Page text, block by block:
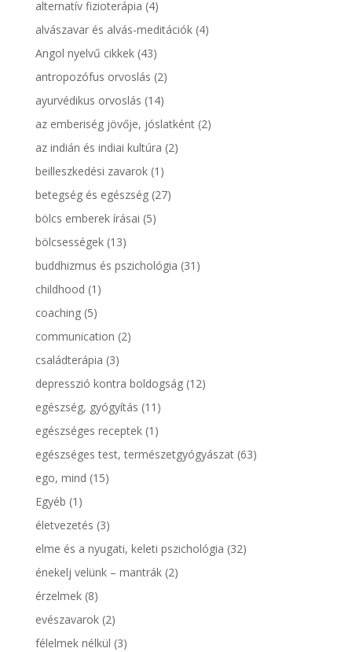
alternatív fizioterápia (4)
alvászavar és alvás-meditációk(4)
Angol nyelvű cikkek(43)
antropozófus orvoslás (2)
ayurvédikus orvoslás (14)
az emberiség jövője, jóslatként(2)
az indián és indiai kultúra (2)
beilleszkedési zavarok(1)
betegség és egészség(27)
bölcs emberek írásai (5)
bölcsességek(13)
buddhizmus és pszichológia (31)
childhood (1)
coaching(5)
communication (2)
családterápia (3)
depresszió kontra boldogság(12)
egészség, gyógyítás (11)
egészséges receptek(1)
egészséges test, természetgyógyászat(63)
ego, mind (15)
Egyéb (1)
életvezetés (3)
elme és a nyugati, keleti pszichológia (32)
énekelj velünk – mantrák(2)
érzelmek(8)
evészavarok(2)
félelmek nélkül (3)